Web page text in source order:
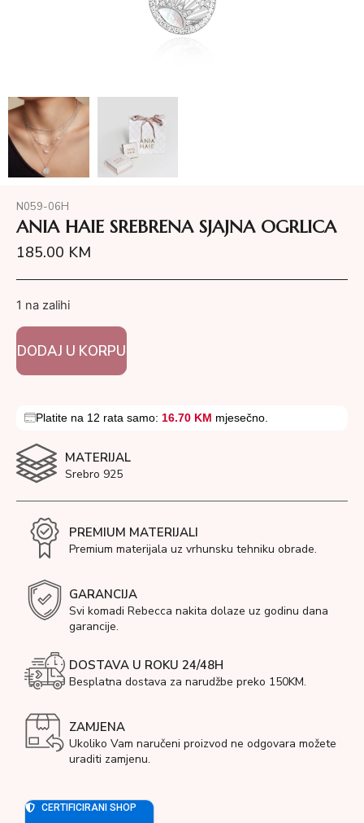
N059-06H
ANIA HAIE SREBRENA SJAJNA OGRLICA
185.00 KM
1 na zalihi
DODAJ U KORPU
Platite na 12 rata samo: 16.70 KM mjesečno.
MATERIJAL
Srebro 925
PREMIUM MATERIJALI
Premium materijala uz vrhunsku tehniku obrade.
GARANCIJA
Svi komadi Rebecca nakita dolaze uz godinu dana
garancije.
DOSTAVA U ROKU 24/48H
Besplatna dostava za narudžbe preko 150KM.
ZAMJENA
Ukoliko Vam naručeni proizvod ne odgovara možete
uraditi zamjenu.